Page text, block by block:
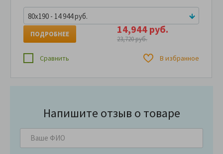
80x190 - 14 944 руб.
14,944 руб.
23,720 руб.
ПОДРОБНЕЕ
Сравнить В избранное
Напишите отзыв о товаре